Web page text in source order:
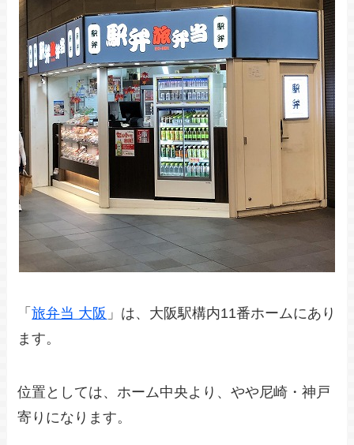
「旅弁当 大阪 」は、大阪駅構内11番ホームにあり
ます。
位置としては、ホーム中央より、やや尼崎・神戸
寄りになります。